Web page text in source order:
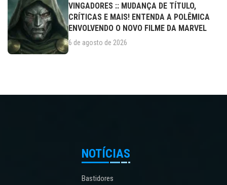
VINGADORES :: MUDANÇA DE TÍTULO,
CRÍTICAS E MAIS! ENTENDA A POLÊMICA
ENVOLVENDO O NOVO FILME DA MARVEL
6 de agosto de 2026
NOTÍCIAS
Bastidores